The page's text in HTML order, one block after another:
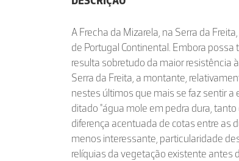
A Frecha da Mizarela, na Serra da
de Portugal Continental. Embora
resulta sobretudo da maior resistência
Serra da Freita, a montante,
nestes últimos que mais se faz sentir
ditado "água mole em pedra dura,
diferença acentuada de cotas entre as
menos interessante, particularidade
relíquias da vegetação existente antes